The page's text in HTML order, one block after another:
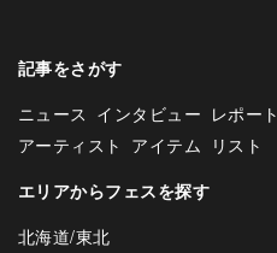
記事をさがす
ニュース インタビュー レポート
アーティスト アイテム
リスト
エリアからフェスを探す
北海道/東北